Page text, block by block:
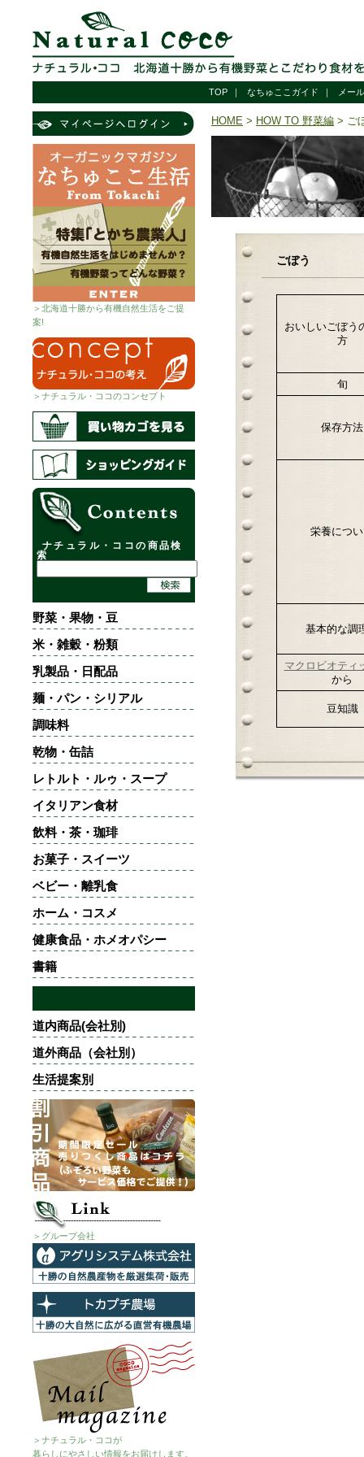
TOP ｜ なちゅここガイド ｜ メー
＞北海道十勝から有機自然生活をご提
案!
＞ナチュラル・ココのコンセプト
ナチュラル・ココの商品検
索
野菜・果物・豆
米・雑穀・粉類
乳製品・日配品
麺・パン・シリアル
調味料
乾物・缶詰
レトルト・ルゥ・スープ
イタリアン食材
飲料・茶・珈琲
お菓子・スイーツ
ベビー・離乳食
ホーム・コスメ
健康食品・ホメオパシー
書籍
道内商品(会社別)
道外商品（会社別）
生活提案別
＞グループ会社
＞ナチュラル・ココが
暮らしにやさしい情報をお届けします。
HOME > HOW TO 野菜編 > ご
ごぼう
おいしいごぼう
方
旬
保存方法
栄養につ
基本的な調
マクロビオティ
から
豆知識